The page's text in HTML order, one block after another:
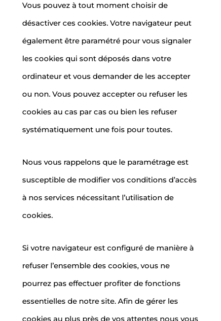
Vous pouvez à tout moment choisir de
désactiver ces cookies. Votre navigateur peut
également être paramétré pour vous signaler
les cookies qui sont déposés dans votre
ordinateur et vous demander de les accepter
ou non. Vous pouvez accepter ou refuser les
cookies au cas par cas ou bien les refuser
systématiquement une fois pour toutes.
Nous vous rappelons que le paramétrage est
susceptible de modifier vos conditions d’accès
à nos services nécessitant l’utilisation de
cookies.
Si votre navigateur est configuré de manière à
refuser l’ensemble des cookies, vous ne
pourrez pas effectuer profiter de fonctions
essentielles de notre site. Afin de gérer les
cookies au plus près de vos attentes nous vous